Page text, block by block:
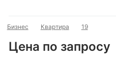
Бизнес Квартира 19
Цена по запросу